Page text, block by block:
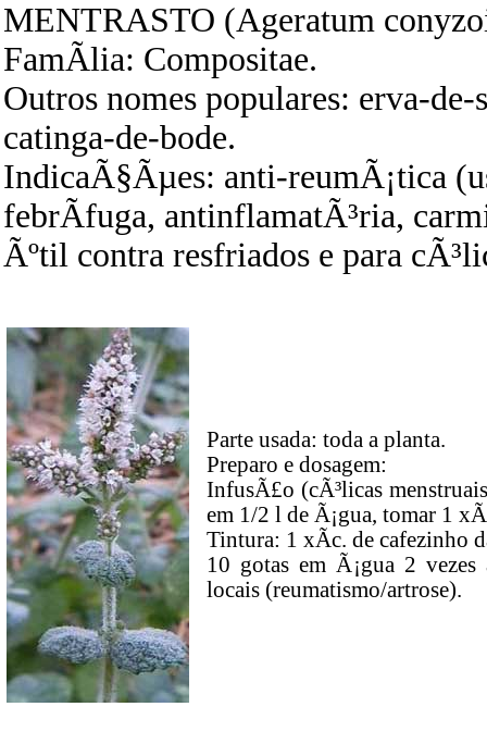
MENTRASTO (Ageratum
FamÃ­lia: Compositae.
Outros nomes populares: erva-
catinga-de-bode.
IndicaÃ§Ãµes: anti-reumÃ¡tica
febrÃ­fuga, antinflamatÃ³ria,
Ãºtil contra resfriados e para
Parte usada: toda a planta.
Preparo e dosagem:
InfusÃ£o (cÃ³licas
em 1/2 l de Ã¡gua, tomar 1
Tintura: 1 xÃ­c. de cafezinho
10 gotas em Ã¡gua 2
locais (reumatismo/artrose).